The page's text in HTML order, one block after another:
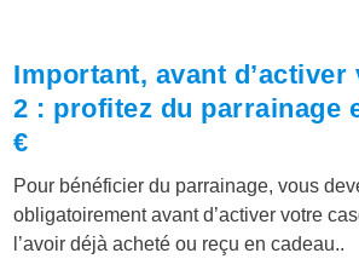
Important, avant d’activer
2 : profitez du parrainage
€
Pour bénéficier du parrainage, vous
obligatoirement avant d’activer votre
l’avoir déjà acheté ou reçu en cadeau..